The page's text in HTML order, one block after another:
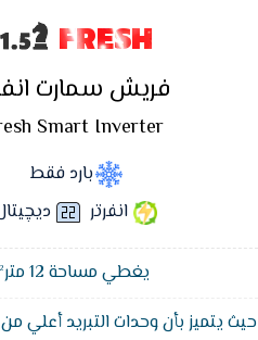
FRESH
فريش سمارت
Smart Inverter
بارد فقط
انفرتر
يغطي مساحة 12 متر²
حيث يتميز بأن وحدات التبريد أعلي